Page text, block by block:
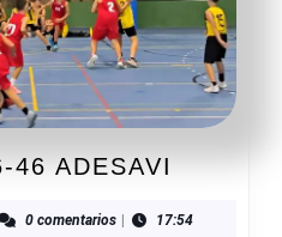
46 ADESAVI
46
0 comentarios | 17:54